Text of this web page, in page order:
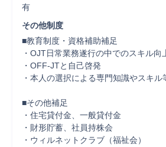
有
その他制度
■教育制度・資格補助補足
・OJT日常業務遂行の中でのスキル向
・OFF-JTと自己啓発
・本人の選択による専門知識やスキル
■その他補足
・住宅貸付金、一般貸付金
・財形貯蓄、社員持株会
・ウィルネットクラブ（福祉会）